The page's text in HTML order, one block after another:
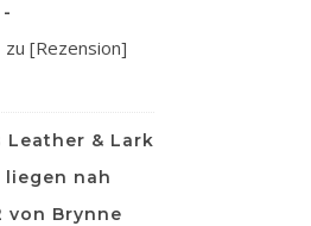
zu [Rezension]
Leather & Lark
liegen nah
von Brynne